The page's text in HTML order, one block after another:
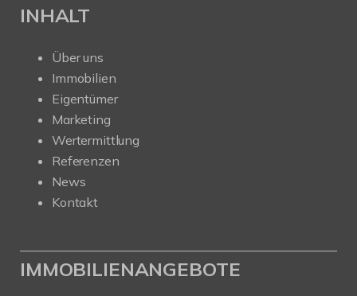
INHALT
Über uns
Immobilien
Eigentümer
Marketing
Wertermittlung
Referenzen
News
Kontakt
IMMOBILIENANGEBOTE